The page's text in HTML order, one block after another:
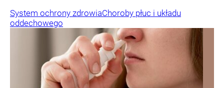
System ochrony zdrowiaChoroby płuc i układu
oddechowego